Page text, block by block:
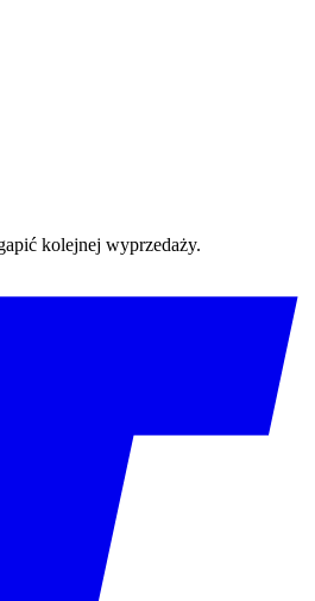
kolejnej wyprzedaży.